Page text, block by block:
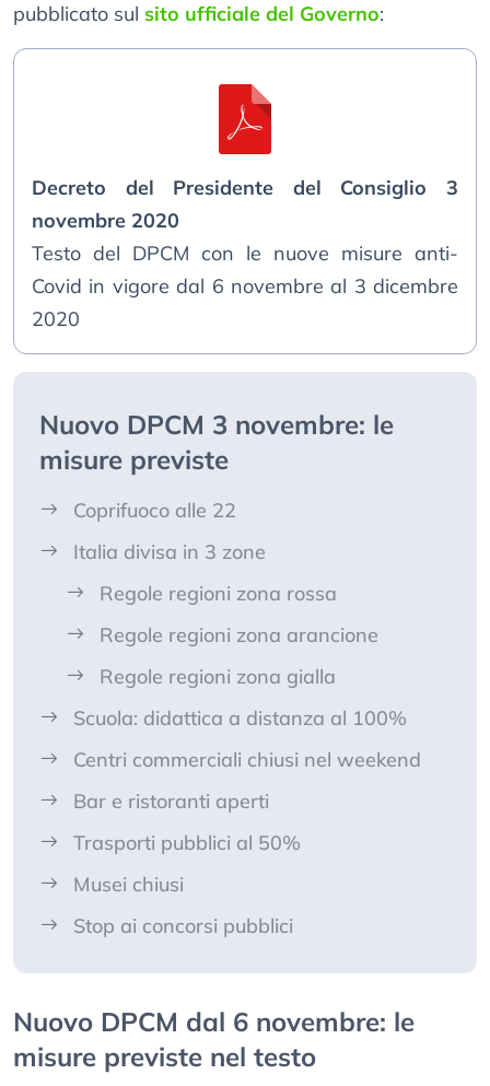
pubblicato sul sito ufficiale del Governo:
Decreto del Presidente del Consiglio 3
novembre 2020
Testo del DPCM con le nuove misure anti-
Covid in vigore dal 6 novembre al 3 dicembre
2020
Nuovo DPCM 3 novembre: le
misure previste
Coprifuoco alle 22
Italia divisa in 3 zone
Regole regioni zona rossa
Regole regioni zona arancione
Regole regioni zona gialla
Scuola: didattica a distanza al 100%
Centri commerciali chiusi nel weekend
Bar e ristoranti aperti
Trasporti pubblici al 50%
Musei chiusi
Stop ai concorsi pubblici
Nuovo DPCM dal 6 novembre: le
misure previste nel testo